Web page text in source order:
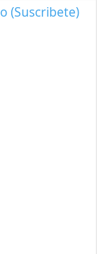
(Suscribete)